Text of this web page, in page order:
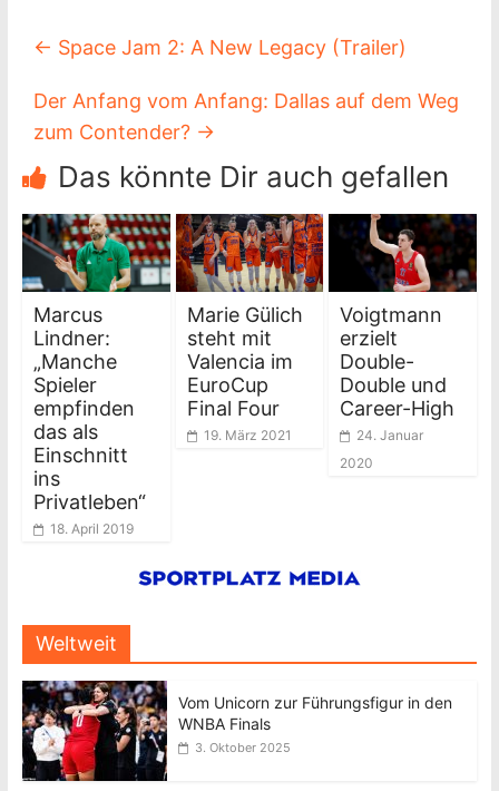
← Space Jam 2: A New Legacy (Trailer)
Der Anfang vom Anfang: Dallas auf dem Weg
zum Contender? →
Das könnte Dir auch gefallen
Marcus
Lindner:
„Manche
Spieler
empfinden
das als
Einschnitt
ins
Privatleben“
18. April 2019
Marie Gülich
steht mit
Valencia im
EuroCup
Final Four
19. März 2021
Voigtmann
erzielt
Double-
Double und
Career-High
24. Januar
2020
Weltweit
Vom Unicorn zur Führungsfigur in den
WNBA Finals
3. Oktober 2025